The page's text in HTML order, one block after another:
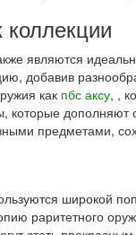
являются
добавив
как пбс аксу, ,
которые
предметами,
широкой
раритетного